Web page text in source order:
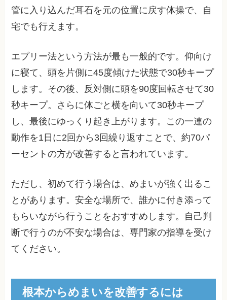
管に入り込んだ耳石を元の位置に戻す体操で、自
宅でも行えます。
エプリー法という方法が最も一般的です。仰向け
に寝て、頭を片側に45度傾けた状態で30秒キープ
します。その後、反対側に頭を90度回転させて30
秒キープ。さらに体ごと横を向いて30秒キープ
し、最後にゆっくり起き上がります。この一連の
動作を1日に2回から3回繰り返すことで、約70パ
ーセントの方が改善すると言われています。
ただし、初めて行う場合は、めまいが強く出るこ
とがあります。安全な場所で、誰かに付き添って
もらいながら行うことをおすすめします。自己判
断で行うのが不安な場合は、専門家の指導を受け
てください。
根本からめまいを改善するには